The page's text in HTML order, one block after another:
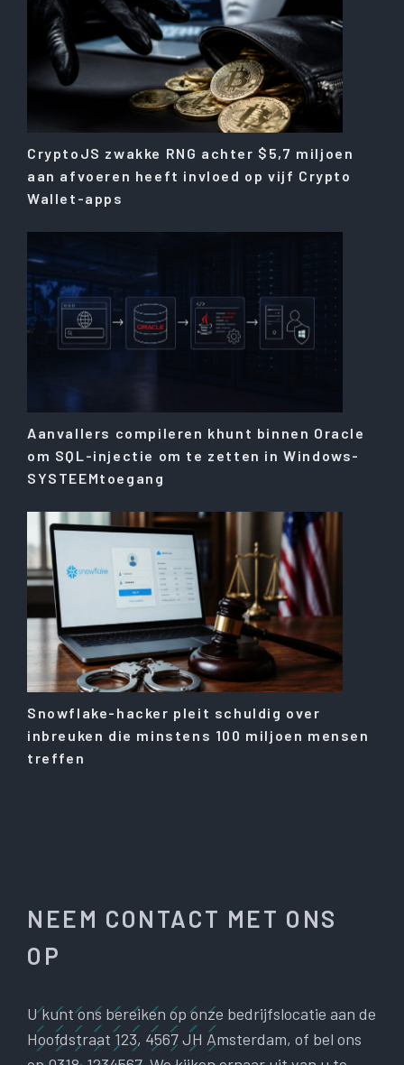
CryptoJS zwakke RNG achter $5,7 miljoen
aan afvoeren heeft invloed op vijf Crypto
Wallet-apps
Aanvallers compileren khunt binnen Oracle
om SQL-injectie om te zetten in Windows-
SYSTEEMtoegang
Snowflake-hacker pleit schuldig over
inbreuken die minstens 100 miljoen mensen
treffen
NEEM CONTACT MET ONS
OP
U kunt ons bereiken op onze bedrijfslocatie aan de
Hoofdstraat 123, 4567 JH Amsterdam, of bel ons